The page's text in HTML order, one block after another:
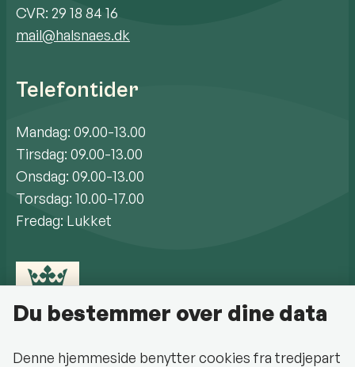
CVR: 29 18 84 16
mail@halsnaes.dk
Telefontider
Mandag: 09.00-13.00
Tirsdag: 09.00-13.00
Onsdag: 09.00-13.00
Torsdag: 10.00-17.00
Fredag: Lukket
Du bestemmer over dine data
Denne hjemmeside benytter cookies fra tredjepart